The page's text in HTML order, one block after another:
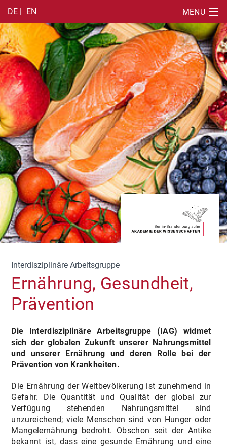
MENU
DE | EN
SUCHE
ÜBER
VERANSTALTUNGEN
AUSSTELLUNG
PUBLIKATIONEN
MEDIENECHO
KONTAKT
Interdisziplinäre Arbeitsgruppe
Ernährung, Gesundheit,
Prävention
Die Interdisziplinäre Arbeitsgruppe (IAG) widmet
sich der globalen Zukunft unserer Nahrungsmittel
und unserer Ernährung und deren Rolle bei der
Prävention von Krankheiten.
Die Ernährung der Weltbevölkerung ist zunehmend in
Gefahr. Die Quantität und Qualität der global zur
Verfügung stehenden Nahrungsmittel sind
unzureichend; viele Menschen sind von Hunger oder
Mangelernährung bedroht. Obschon seit der Antike
bekannt ist, dass eine gesunde Ernährung und eine